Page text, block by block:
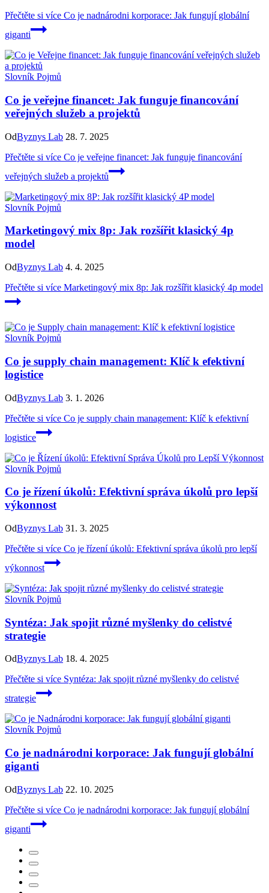
Přečtěte si více Co je nadnárodni korporace: Jak fungují globální
giganti
Slovník Pojmů
Co je veřejne financet: Jak funguje financování
veřejných služeb a projektů
OdByznys Lab 28. 7. 2025
Přečtěte si více Co je veřejne financet: Jak funguje financování
veřejných služeb a projektů
Slovník Pojmů
Marketingový mix 8p: Jak rozšířit klasický 4p
model
OdByznys Lab 4. 4. 2025
Přečtěte si více Marketingový mix 8p: Jak rozšířit klasický 4p model
Slovník Pojmů
Co je supply chain management: Klíč k efektivní
logistice
OdByznys Lab 3. 1. 2026
Přečtěte si více Co je supply chain management: Klíč k efektivní
logistice
Slovník Pojmů
Co je řízení úkolů: Efektivní správa úkolů pro lepší
výkonnost
OdByznys Lab 31. 3. 2025
Přečtěte si více Co je řízení úkolů: Efektivní správa úkolů pro lepší
výkonnost
Slovník Pojmů
Syntéza: Jak spojit různé myšlenky do celistvé
strategie
OdByznys Lab 18. 4. 2025
Přečtěte si více Syntéza: Jak spojit různé myšlenky do celistvé
strategie
Slovník Pojmů
Co je nadnárodni korporace: Jak fungují globální
giganti
OdByznys Lab 22. 10. 2025
Přečtěte si více Co je nadnárodni korporace: Jak fungují globální
giganti